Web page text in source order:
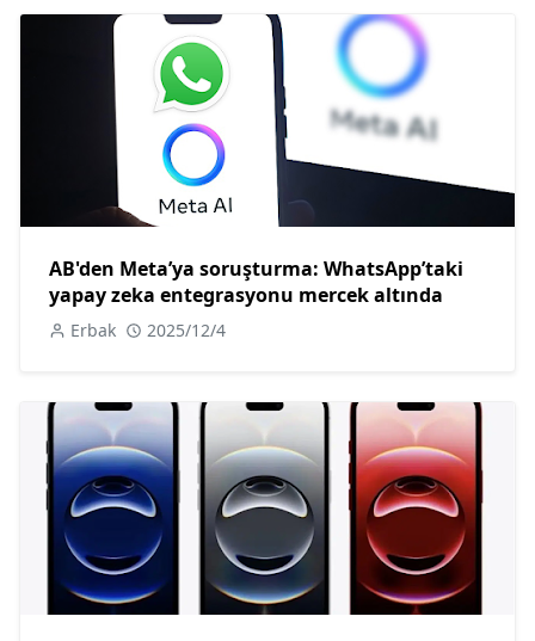
AB'den Meta’ya soruşturma: WhatsApp’taki
yapay zeka entegrasyonu mercek altında
Erbak 2025/12/4